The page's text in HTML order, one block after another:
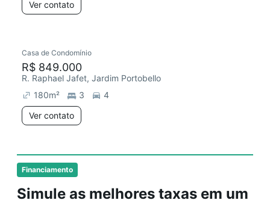
Financiamento
Simule as melhores taxas em um
Ver contato
Chegou este mês
Casa de Condomínio
R$ 849.000
R. Raphael Jafet, Jardim Portobello
180m² 3
4
Ver contato